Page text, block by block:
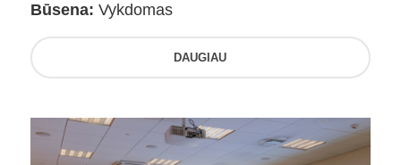
Būsena: Vykdomas
DAUGIAU